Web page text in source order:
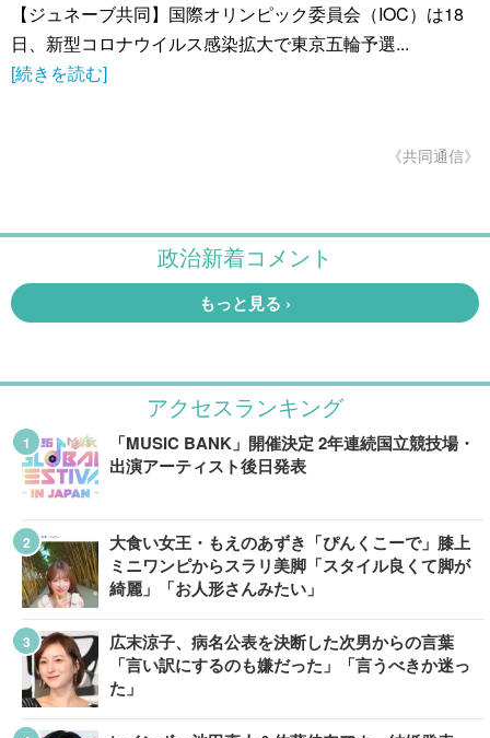
【ジュネーブ共同】国際オリンピック委員会（IOC）は18
日、新型コロナウイルス感染拡大で東京五輪予選...
[続きを読む]
《共同通信》
アクセスランキング
「MUSIC BANK」開催決定 2年連続国立競技場・
出演アーティスト後日発表
大食い女王・もえのあずき「ぴんくこーで」膝上
ミニワンピからスラリ美脚「スタイル良くて脚が
綺麗」「お人形さんみたい」
広末涼子、病名公表を決断した次男からの言葉
「言い訳にするのも嫌だった」「言うべきか迷っ
た」